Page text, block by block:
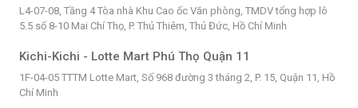
L4-07-08, Tầng 4 Tòa nhà Khu Cao ốc Văn phòng, TMDV tổng hợp lô
5.5 số 8-10 Mai Chí Thọ, P. Thủ Thiêm, Thủ Đức, Hồ Chí Minh
Kichi-Kichi - Lotte Mart Phú Thọ Quận 11
1F-04-05 TTTM Lotte Mart, Số 968 đường 3 tháng 2, P. 15, Quận 11, Hồ
Chí Minh